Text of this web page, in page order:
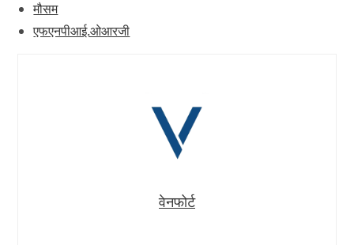
मौसम
एफएनपीआई.ओआरजी
वेनफोर्ट